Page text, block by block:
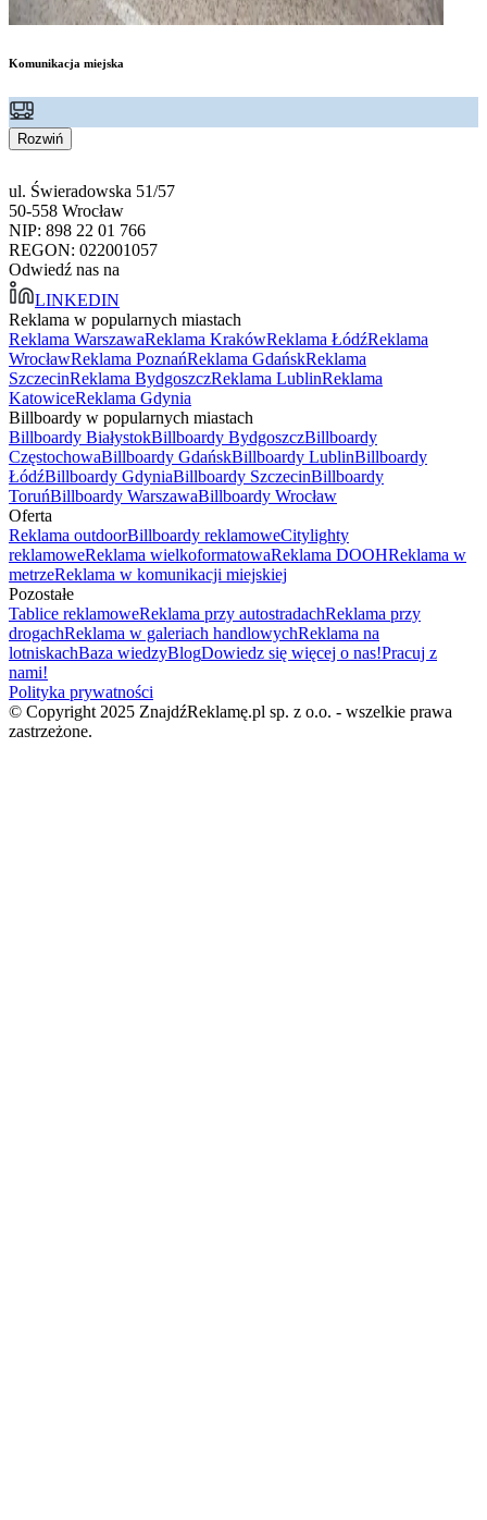
Komunikacja miejska
Rozwiń
ul. Świeradowska 51/57
50-558 Wrocław
NIP: 898 22 01 766
REGON: 022001057
Odwiedź nas na
LINKEDIN
Reklama w popularnych miastach
Reklama WarszawaReklama KrakówReklama ŁódźReklama
WrocławReklama PoznańReklama GdańskReklama
SzczecinReklama BydgoszczReklama LublinReklama
KatowiceReklama Gdynia
Billboardy w popularnych miastach
Billboardy BiałystokBillboardy BydgoszczBillboardy
CzęstochowaBillboardy GdańskBillboardy LublinBillboardy
ŁódźBillboardy GdyniaBillboardy SzczecinBillboardy
ToruńBillboardy WarszawaBillboardy Wrocław
Oferta
Reklama outdoorBillboardy reklamoweCitylighty
reklamoweReklama wielkoformatowaReklama DOOHReklama w
metrzeReklama w komunikacji miejskiej
Pozostałe
Tablice reklamoweReklama przy autostradachReklama przy
drogachReklama w galeriach handlowychReklama na
lotniskachBaza wiedzyBlogDowiedz się więcej o nas!Pracuj z
nami!
Polityka prywatności
© Copyright 2025 ZnajdźReklamę.pl sp. z o.o. - wszelkie prawa
zastrzeżone.